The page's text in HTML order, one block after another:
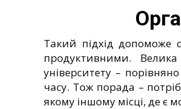
Такий підхід допоможе
продуктивними. Велика
університету –
часу. Тож порада –
якому іншому місці, де є